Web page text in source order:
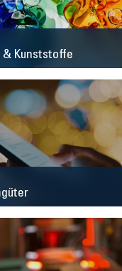
& Kunststoffe